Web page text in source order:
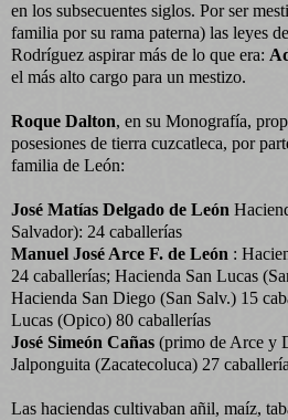
en los subsecuentes siglos. Por ser
familia por su rama paterna) las leyes
Rodríguez aspirar más de lo que era:
el más alto cargo para un mestizo.
Roque Dalton, en su Monografía,
posesiones de tierra cuzcatleca, por
familia de León:
José Matías Delgado de León
Salvador): 24 caballerías
Manuel José Arce F. de León :
24 caballerías; Hacienda San Lucas
Hacienda San Diego (San Salv.) 15
Lucas (Opico) 80 caballerías
José Simeón Cañas (primo de Arce y
Jalponguita (Zacatecoluca) 27
Las haciendas cultivaban añil, maíz,